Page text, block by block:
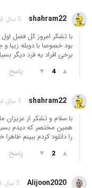
shahram22 5 سال قبل
با تشکر امروز کل فصل
بود خصوصا با دوبله زیبا
برخی افراد یه فرد دیگر
▲
4
▼ پاسخ
shahram22 5 سال قبل
با سلام و تشکر از
همین مختصر که دیدم
را دانلود کردم ببینم
▲
2
▼ پاسخ
Alijoon2020 5 سال قبل